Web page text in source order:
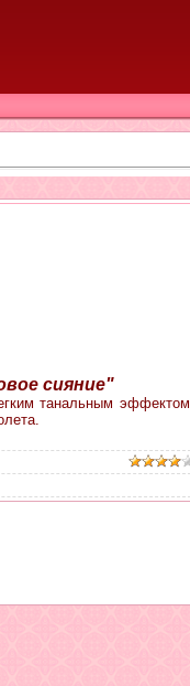
сияние"
танальным эффектом.